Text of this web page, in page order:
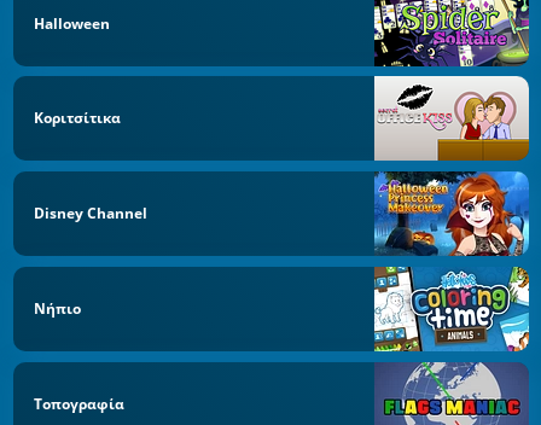
Halloween
Κοριτσίτικα
Disney Channel
Νήπιο
Τοπογραφία